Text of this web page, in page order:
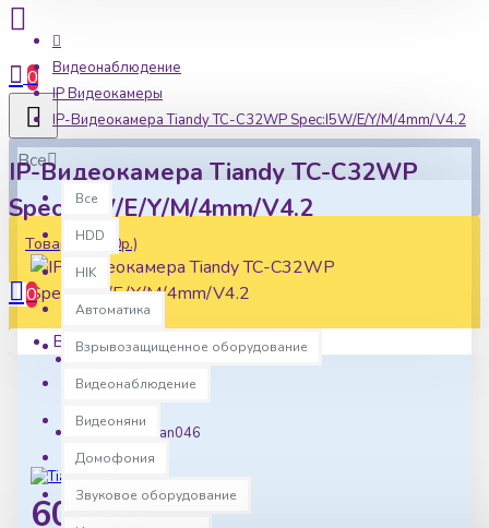
0
Все
Все
HDD
HIK
Автоматика
Взрывозащищенное оборудование
Видеонаблюдение
Видеоняни
Домофония
Звуковое оборудование
Товаров: 0 (0р.)
0
Ваша корзина пуста!
Видеонаблюдение
IP Видеокамеры
IP-Видеокамера Tiandy TC-C32WP Spec:I5W/E/Y/M/4mm/V4.2
IP-Видеокамера Tiandy TC-C32WP
Spec:I5W/E/Y/M/4mm/V4.2
6000р.
Наличие:
Артикул:
tian046